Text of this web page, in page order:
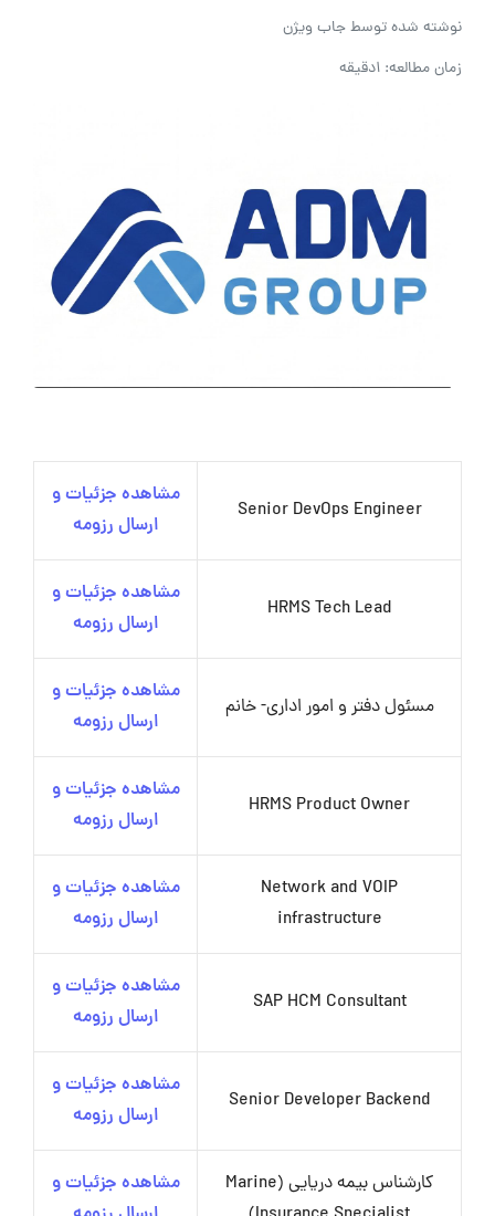
نوشته شده توسطجاب ویژن
زمان مطالعه: 1دقیقه
Senior DevOps Engineer
مشاهده جزئیات و
ارسال رزومه
HRMS Tech Lead
مشاهده جزئیات و
ارسال رزومه
مسئول دفتر و امور اداری- خانم
مشاهده جزئیات و
ارسال رزومه
HRMS Product Owner
مشاهده جزئیات و
ارسال رزومه
Network and VOIP
infrastructure
مشاهده جزئیات و
ارسال رزومه
SAP HCM Consultant
مشاهده جزئیات و
ارسال رزومه
Senior Developer Backend
مشاهده جزئیات و
ارسال رزومه
کارشناس بیمه دریایی (Marine
مشاهده جزئیات و